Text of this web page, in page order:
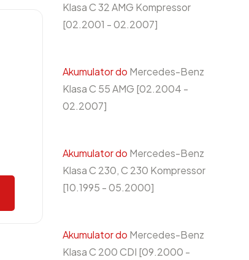
Klasa C 32 AMG Kompressor
[02.2001 - 02.2007]
Akumulator do Mercedes-Benz
Klasa C 55 AMG [02.2004 -
02.2007]
Akumulator do Mercedes-Benz
Klasa C 230, C 230 Kompressor
[10.1995 - 05.2000]
Akumulator do Mercedes-Benz
Klasa C 200 CDI [09.2000 -